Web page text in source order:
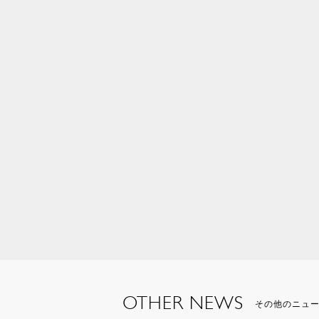
OTHER NEWS その他のニュ